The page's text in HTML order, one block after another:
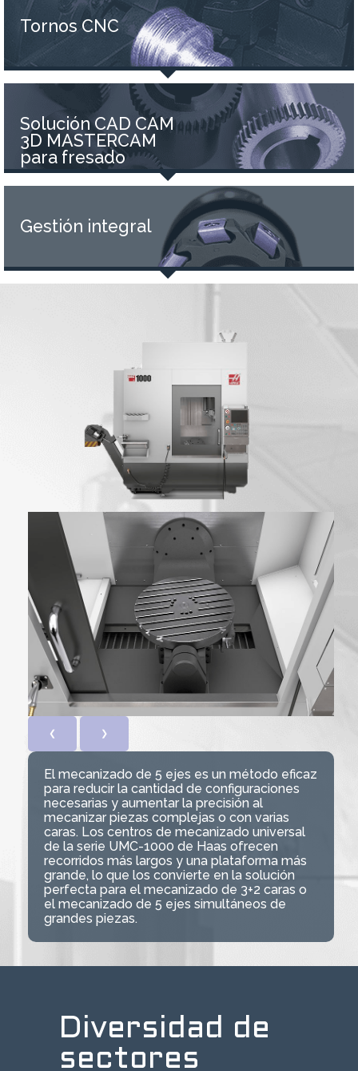
Tornos CNC
Solución CAD CAM
3D MASTERCAM
para fresado
Gestión integral
❮ ❯
El mecanizado de 5 ejes es un método eficaz
para reducir la cantidad de configuraciones
necesarias y aumentar la precisión al
mecanizar piezas complejas o con varias
caras. Los centros de mecanizado universal
de la serie UMC-1000 de Haas ofrecen
recorridos más largos y una plataforma más
grande, lo que los convierte en la solución
perfecta para el mecanizado de 3+2 caras o
el mecanizado de 5 ejes simultáneos de
grandes piezas.
Diversidad de
sectores